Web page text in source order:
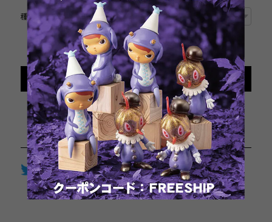
種類
International shipping available
Sold out
日本国内にお住まいの方向け
Twitter LINE Facebook
通報する